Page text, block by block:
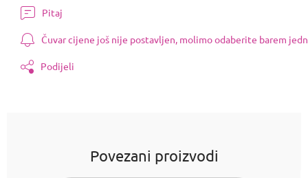
Pitaj
Čuvar cijene još nije postavljen, molimo odaberite barem
Podijeli
Povezani proizvodi